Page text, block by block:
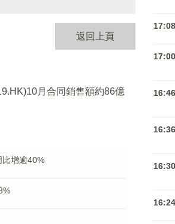
返回上頁
月合同銷售額約86億
比增逾40%
17:08
17:00
16:46
16:36
16:30
16:24